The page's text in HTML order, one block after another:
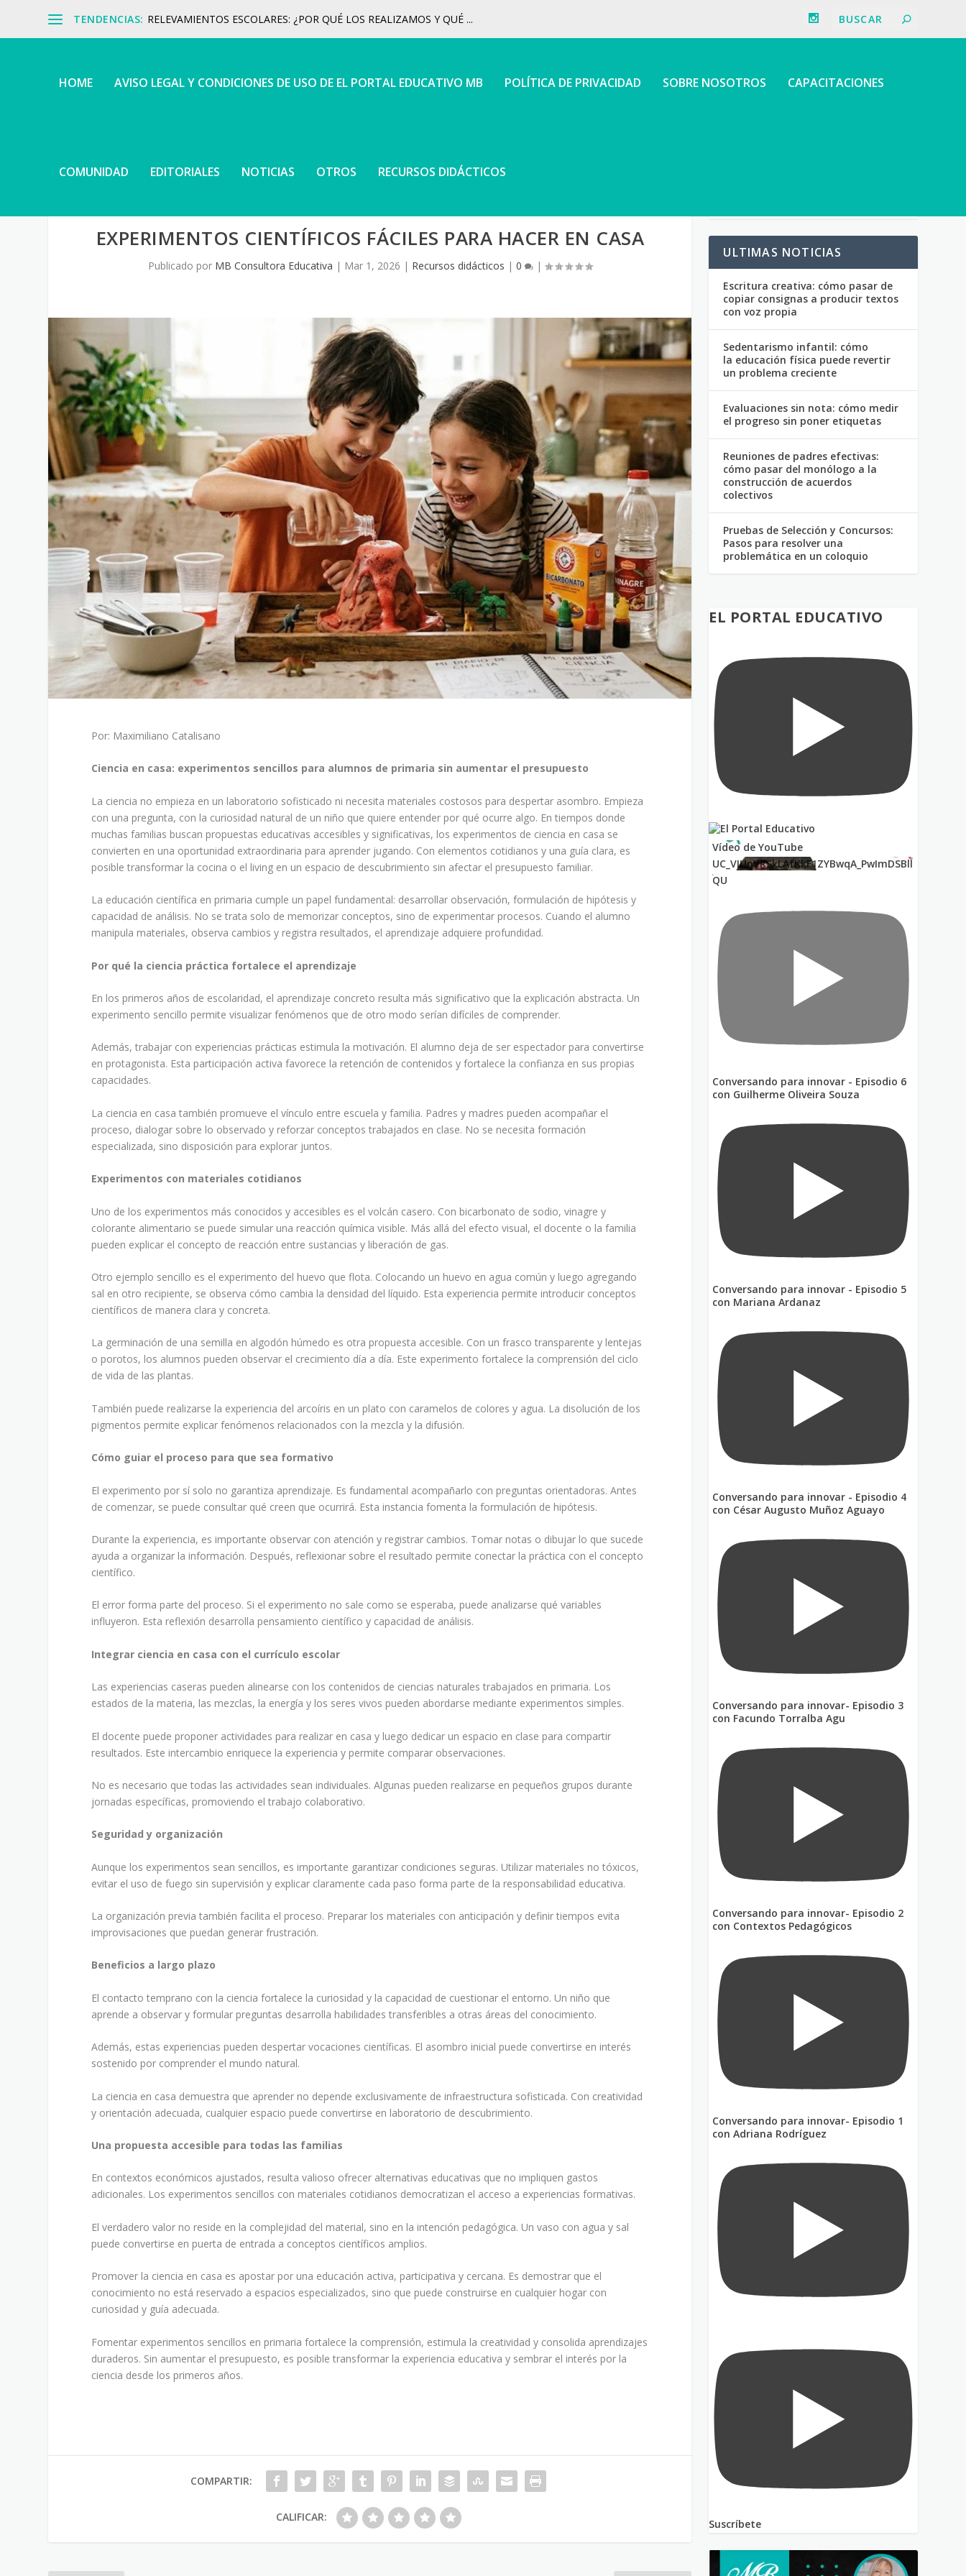
TENDENCIAS: RELEVAMIENTOS ESCOLARES: ¿POR QUÉ LOS REALIZAMOS Y QUÉ ...
HOME AVISO LEGAL Y CONDICIONES DE USO DE EL PORTAL EDUCATIVO MB POLÍTICA DE PRIVACIDAD SOBRE NOSOTROS CAPACITACIONES
COMUNIDAD EDITORIALES NOTICIAS OTROS RECURSOS DIDÁCTICOS
EXPERIMENTOS CIENTÍFICOS FÁCILES PARA HACER EN CASA
Publicado por MB Consultora Educativa | Mar 1, 2026 | Recursos didácticos | 0 |
Por: Maximiliano Catalisano
Ciencia en casa: experimentos sencillos para alumnos de primaria sin aumentar el presupuesto
La ciencia no empieza en un laboratorio sofisticado ni necesita materiales costosos para despertar asombro. Empieza
con una pregunta, con la curiosidad natural de un niño que quiere entender por qué ocurre algo. En tiempos donde
muchas familias buscan propuestas educativas accesibles y significativas, los experimentos de ciencia en casa se
convierten en una oportunidad extraordinaria para aprender jugando. Con elementos cotidianos y una guía clara, es
posible transformar la cocina o el living en un espacio de descubrimiento sin afectar el presupuesto familiar.
La educación científica en primaria cumple un papel fundamental: desarrollar observación, formulación de hipótesis y
capacidad de análisis. No se trata solo de memorizar conceptos, sino de experimentar procesos. Cuando el alumno
manipula materiales, observa cambios y registra resultados, el aprendizaje adquiere profundidad.
Por qué la ciencia práctica fortalece el aprendizaje
En los primeros años de escolaridad, el aprendizaje concreto resulta más significativo que la explicación abstracta. Un
experimento sencillo permite visualizar fenómenos que de otro modo serían difíciles de comprender.
Además, trabajar con experiencias prácticas estimula la motivación. El alumno deja de ser espectador para convertirse
en protagonista. Esta participación activa favorece la retención de contenidos y fortalece la confianza en sus propias
capacidades.
La ciencia en casa también promueve el vínculo entre escuela y familia. Padres y madres pueden acompañar el
proceso, dialogar sobre lo observado y reforzar conceptos trabajados en clase. No se necesita formación
especializada, sino disposición para explorar juntos.
Experimentos con materiales cotidianos
Uno de los experimentos más conocidos y accesibles es el volcán casero. Con bicarbonato de sodio, vinagre y
colorante alimentario se puede simular una reacción química visible. Más allá del efecto visual, el docente o la familia
pueden explicar el concepto de reacción entre sustancias y liberación de gas.
Otro ejemplo sencillo es el experimento del huevo que flota. Colocando un huevo en agua común y luego agregando
sal en otro recipiente, se observa cómo cambia la densidad del líquido. Esta experiencia permite introducir conceptos
científicos de manera clara y concreta.
La germinación de una semilla en algodón húmedo es otra propuesta accesible. Con un frasco transparente y lentejas
o porotos, los alumnos pueden observar el crecimiento día a día. Este experimento fortalece la comprensión del ciclo
de vida de las plantas.
También puede realizarse la experiencia del arcoíris en un plato con caramelos de colores y agua. La disolución de los
pigmentos permite explicar fenómenos relacionados con la mezcla y la difusión.
Cómo guiar el proceso para que sea formativo
El experimento por sí solo no garantiza aprendizaje. Es fundamental acompañarlo con preguntas orientadoras. Antes
de comenzar, se puede consultar qué creen que ocurrirá. Esta instancia fomenta la formulación de hipótesis.
Durante la experiencia, es importante observar con atención y registrar cambios. Tomar notas o dibujar lo que sucede
ayuda a organizar la información. Después, reflexionar sobre el resultado permite conectar la práctica con el concepto
científico.
El error forma parte del proceso. Si el experimento no sale como se esperaba, puede analizarse qué variables
influyeron. Esta reflexión desarrolla pensamiento científico y capacidad de análisis.
Integrar ciencia en casa con el currículo escolar
Las experiencias caseras pueden alinearse con los contenidos de ciencias naturales trabajados en primaria. Los
estados de la materia, las mezclas, la energía y los seres vivos pueden abordarse mediante experimentos simples.
El docente puede proponer actividades para realizar en casa y luego dedicar un espacio en clase para compartir
resultados. Este intercambio enriquece la experiencia y permite comparar observaciones.
No es necesario que todas las actividades sean individuales. Algunas pueden realizarse en pequeños grupos durante
jornadas específicas, promoviendo el trabajo colaborativo.
Seguridad y organización
Aunque los experimentos sean sencillos, es importante garantizar condiciones seguras. Utilizar materiales no tóxicos,
evitar el uso de fuego sin supervisión y explicar claramente cada paso forma parte de la responsabilidad educativa.
La organización previa también facilita el proceso. Preparar los materiales con anticipación y definir tiempos evita
improvisaciones que puedan generar frustración.
Beneficios a largo plazo
El contacto temprano con la ciencia fortalece la curiosidad y la capacidad de cuestionar el entorno. Un niño que
aprende a observar y formular preguntas desarrolla habilidades transferibles a otras áreas del conocimiento.
Además, estas experiencias pueden despertar vocaciones científicas. El asombro inicial puede convertirse en interés
sostenido por comprender el mundo natural.
La ciencia en casa demuestra que aprender no depende exclusivamente de infraestructura sofisticada. Con creatividad
y orientación adecuada, cualquier espacio puede convertirse en laboratorio de descubrimiento.
Una propuesta accesible para todas las familias
En contextos económicos ajustados, resulta valioso ofrecer alternativas educativas que no impliquen gastos
adicionales. Los experimentos sencillos con materiales cotidianos democratizan el acceso a experiencias formativas.
El verdadero valor no reside en la complejidad del material, sino en la intención pedagógica. Un vaso con agua y sal
puede convertirse en puerta de entrada a conceptos científicos amplios.
Promover la ciencia en casa es apostar por una educación activa, participativa y cercana. Es demostrar que el
conocimiento no está reservado a espacios especializados, sino que puede construirse en cualquier hogar con
curiosidad y guía adecuada.
Fomentar experimentos sencillos en primaria fortalece la comprensión, estimula la creatividad y consolida aprendizajes
duraderos. Sin aumentar el presupuesto, es posible transformar la experiencia educativa y sembrar el interés por la
ciencia desde los primeros años.
COMPARTIR:
CALIFICAR:
ULTIMAS NOTICIAS
Escritura creativa: cómo pasar de
copiar consignas a producir textos
con voz propia
Sedentarismo infantil: cómo
la educación física puede revertir
un problema creciente
Evaluaciones sin nota: cómo medir
el progreso sin poner etiquetas
Reuniones de padres efectivas:
cómo pasar del monólogo a la
construcción de acuerdos
colectivos
Pruebas de Selección y Concursos:
Pasos para resolver una
problemática en un coloquio
EL PORTAL EDUCATIVO
Vídeo de YouTube
UC_VIUnVRSkLAfKkF1ZYBwqA_PwImDSBll
QU
Conversando para innovar - Episodio 6
con Guilherme Oliveira Souza
Conversando para innovar - Episodio 5
con Mariana Ardanaz
Conversando para innovar - Episodio 4
con César Augusto Muñoz Aguayo
Conversando para innovar- Episodio 3
con Facundo Torralba Agu
Conversando para innovar- Episodio 2
con Contextos Pedagógicos
Conversando para innovar- Episodio 1
con Adriana Rodríguez
Suscríbete